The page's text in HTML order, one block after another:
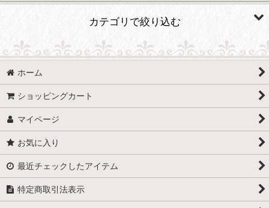
絞り込む
カテゴリで絞り込む
SOCCER (全商品)
小井土正亮 サッカー指導者のあり方・役割を考える
国井精一 聖和学園 ゴールへのシナリオ〜Football is
Elegant〜 全3巻
川勝良一 キックにとって大事なこと
大石弘道 サッカーを簡単にする
ホーム
ショッピングカート
マイページ
お気に入り
最近チェックしたアイテム
特定商取引法表示